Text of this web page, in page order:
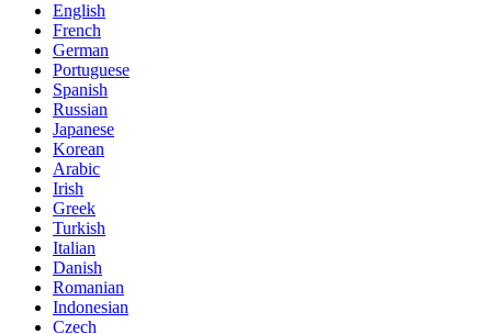
English
French
German
Portuguese
Spanish
Russian
Japanese
Korean
Arabic
Irish
Greek
Turkish
Italian
Danish
Romanian
Indonesian
Czech